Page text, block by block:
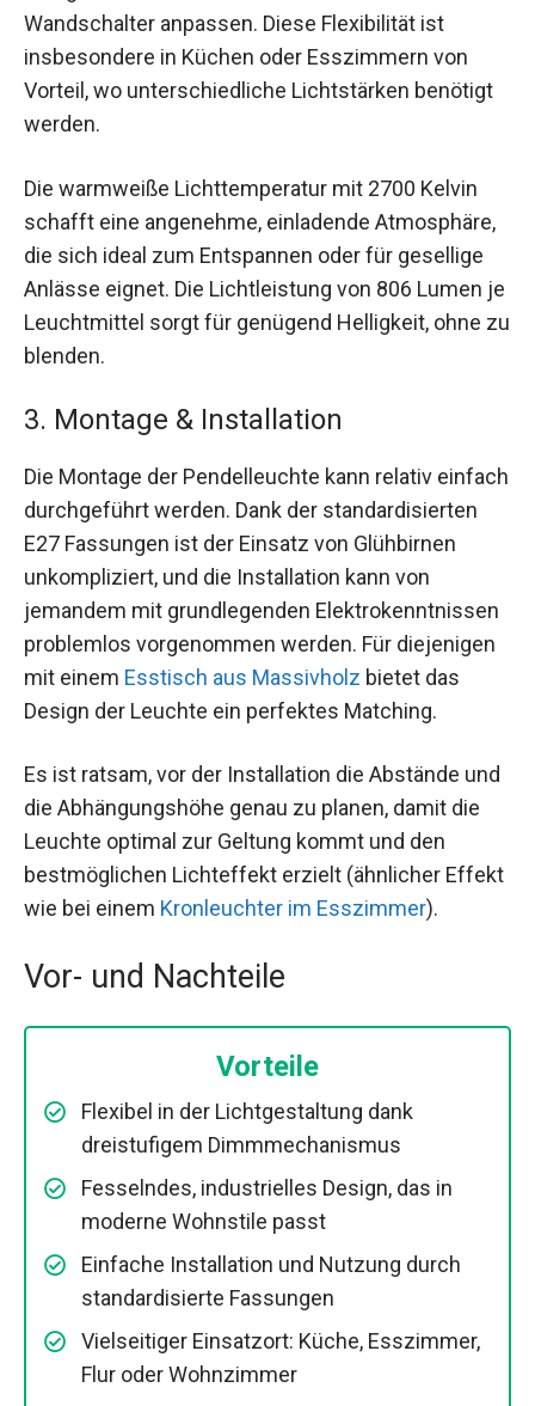
Wandschalter anpassen. Diese Flexibilität ist
insbesondere in Küchen oder Esszimmern von
Vorteil, wo unterschiedliche Lichtstärken benötigt
werden.
Die warmweiße Lichttemperatur mit 2700 Kelvin
schafft eine angenehme, einladende Atmosphäre,
die sich ideal zum Entspannen oder für gesellige
Anlässe eignet. Die Lichtleistung von 806 Lumen je
Leuchtmittel sorgt für genügend Helligkeit, ohne zu
blenden.
3. Montage & Installation
Die Montage der Pendelleuchte kann relativ einfach
durchgeführt werden. Dank der standardisierten
E27 Fassungen ist der Einsatz von Glühbirnen
unkompliziert, und die Installation kann von
jemandem mit grundlegenden Elektrokenntnissen
problemlos vorgenommen werden. Für diejenigen
mit einem Esstisch aus Massivholz bietet das
Design der Leuchte ein perfektes Matching.
Es ist ratsam, vor der Installation die Abstände und
die Abhängungshöhe genau zu planen, damit die
Leuchte optimal zur Geltung kommt und den
bestmöglichen Lichteffekt erzielt (ähnlicher Effekt
wie bei einem Kronleuchter im Esszimmer).
Vor- und Nachteile
Vorteile
Flexibel in der Lichtgestaltung dank
dreistufigem Dimmmechanismus
Fesselndes, industrielles Design, das in
moderne Wohnstile passt
Einfache Installation und Nutzung durch
standardisierte Fassungen
Vielseitiger Einsatzort: Küche, Esszimmer,
Flur oder Wohnzimmer